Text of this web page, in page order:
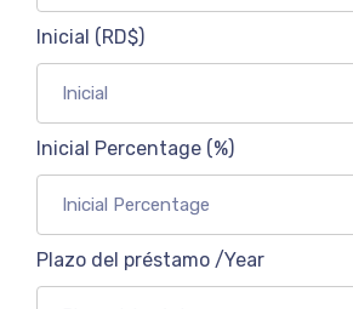
Inicial (RD$)
Inicial Percentage (%)
Plazo del préstamo /Year